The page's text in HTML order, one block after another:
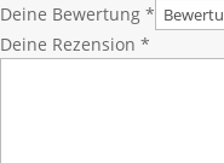
Deine Bewertung *
Deine Rezension *